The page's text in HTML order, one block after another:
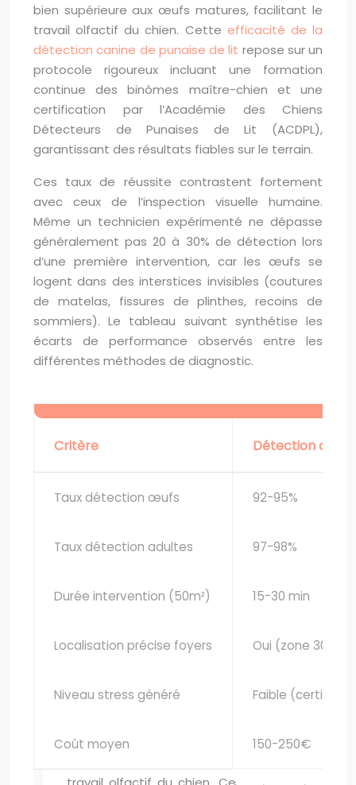
bien supérieure aux œufs matures, facilitant le
travail olfactif du chien. Cette efficacité de la
détection canine de punaise de lit repose sur un
protocole rigoureux incluant une formation
continue des binômes maître-chien et une
certification par l’Académie des Chiens
Détecteurs de Punaises de Lit (ACDPL),
garantissant des résultats fiables sur le terrain.
Ces taux de réussite contrastent fortement
avec ceux de l’inspection visuelle humaine.
Même un technicien expérimenté ne dépasse
généralement pas 20 à 30% de détection lors
d’une première intervention, car les œufs se
logent dans des interstices invisibles (coutures
de matelas, fissures de plinthes, recoins de
sommiers). Le tableau suivant synthétise les
écarts de performance observés entre les
différentes méthodes de diagnostic.
Critère Détection
Taux détection œufs 92-95%
Taux détection adultes 97-98%
Durée intervention (50m²) 15-30 min
Localisation précise foyers Oui (zone 30-
Niveau stress généré Faible (certitude
Coût moyen 150-250€